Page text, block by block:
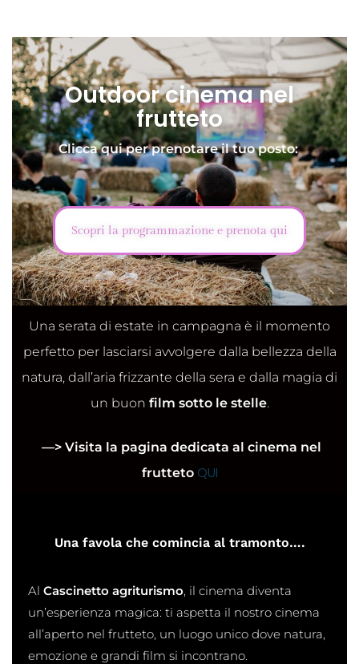
Outdoor cinema nel
frutteto
Clicca qui per prenotare il tuo posto:
Scopri la programmazione e prenota qui
Una serata di estate in campagna è il momento
perfetto per lasciarsi avvolgere dalla bellezza della
natura, dall’aria frizzante della sera e dalla magia di
un buon film sotto le stelle.
—> Visita la pagina dedicata al cinema nel
frutteto QUI
Una favola che comincia al tramonto….
Al Cascinetto agriturismo, il cinema diventa
un’esperienza magica: ti aspetta il nostro cinema
all’aperto nel frutteto, un luogo unico dove natura,
emozione e grandi film si incontrano.